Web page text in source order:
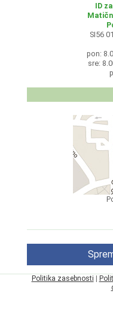
ID
SI56
pon:
sre:
Politika zasebnosti |